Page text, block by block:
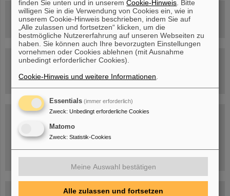
Rundflug über die FAIR-Baustelle
Besichtigung von GSI/FAIR –
jetzt Termin buchen!
Blog Beam On
Menschen
finden Sie unten und in unseremCookie-Hinweis . Bitte
willigen Sie in die Verwendung von Cookies ein, wie in
unserem Cookie-Hinweis beschrieben, indem Sie auf
„Alle zulassen und fortsetzen“ klicken, um die
bestmögliche Nutzererfahrung auf unseren Webseiten zu
haben. Sie können auch Ihre bevorzugten Einstellungen
vornehmen oder Cookies ablehnen (mit Ausnahme
unbedingt erforderlicher Cookies).
Cookie-Hinweis und weitere Informationen
Essentials (immer erforderlich)
Zweck: Unbedingt erforderliche Cookies
Matomo
Zweck: Statistik-Cookies
Meine Auswahl bestätigen
Alle zulassen und fortsetzen